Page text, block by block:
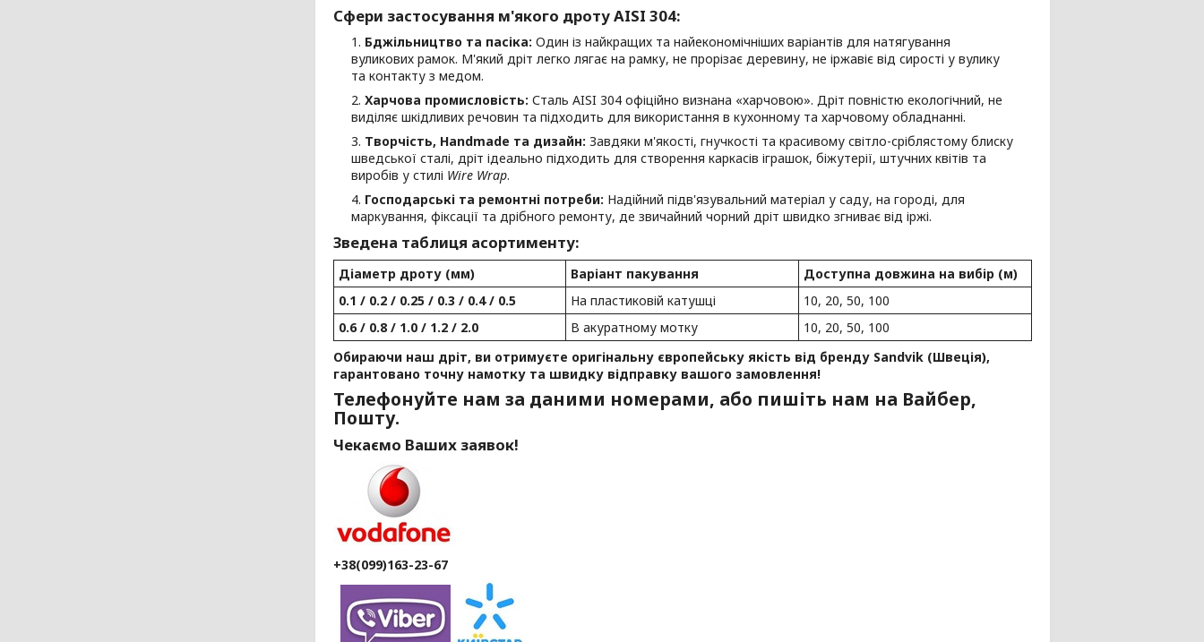
Сфери застосування м'якого дроту AISI 304:
Бджільництво та пасіка: Один із найкращих та найекономічніших варіантів для натягування
вуликових рамок. М'який дріт легко лягає на рамку, не прорізає деревину, не іржавіє від сирості у вулику
та контакту з медом.
Харчова промисловість: Сталь AISI 304 офіційно визнана «харчовою». Дріт повністю екологічний, не
виділяє шкідливих речовин та підходить для використання в кухонному та харчовому обладнанні.
Творчість, Handmade та дизайн: Завдяки м'якості, гнучкості та красивому світло-сріблястому блиску
шведської сталі, дріт ідеально підходить для створення каркасів іграшок, біжутерії, штучних квітів та
виробів у стилі Wire Wrap.
Господарські та ремонтні потреби: Надійний підв'язувальний матеріал у саду, на городі, для
маркування, фіксації та дрібного ремонту, де звичайний чорний дріт швидко згниває від іржі.
Зведена таблиця асортименту:
Діаметр дроту (мм) Варіант пакування
Доступна довжина на вибір (м)
0.1 / 0.2 / 0.25 / 0.3 / 0.4 / 0.5
На пластиковій катушці
10, 20, 50, 100
0.6 / 0.8 / 1.0 / 1.2 / 2.0
В акуратному мотку
10, 20, 50, 100
Обираючи наш дріт, ви отримуєте оригінальну європейську якість від бренду Sandvik (Швеція),
гарантовано точну намотку та швидку відправку вашого замовлення!
Телефонуйте нам за даними номерами, або пишіть нам на Вайбер,
Пошту.
Чекаємо Ваших заявок!
+38(099)163-23-67